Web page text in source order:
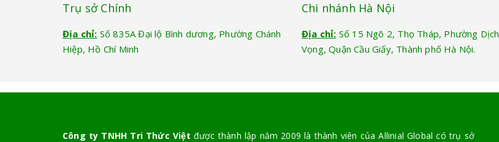
Trụ sở Chính
Địa chỉ: Số 835A Đại lộ Bình dương, Phường Chánh
Hiệp, Hồ Chí Minh
Chi nhánh Hà Nội
Địa chỉ: Số 15 Ngõ 2, Thọ Tháp, Phường Dịch
Vọng, Quận Cầu Giấy, Thành phố Hà Nội.
Công ty TNHH Tri Thức Việt được thành lập năm 2009 là thành viên của Allinial Global có trụ sở